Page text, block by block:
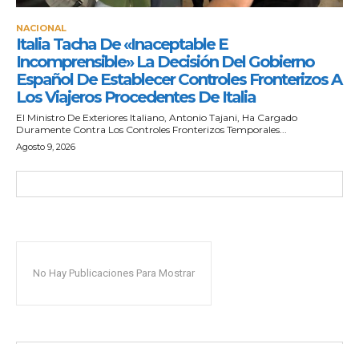
NACIONAL
Italia Tacha De «inaceptable E
Incomprensible» La Decisión Del Gobierno
Español De Establecer Controles Fronterizos A
Los Viajeros Procedentes De Italia
El Ministro De Exteriores Italiano, Antonio Tajani, Ha Cargado
Duramente Contra Los Controles Fronterizos Temporales...
Agosto 9, 2026
No Hay Publicaciones Para Mostrar